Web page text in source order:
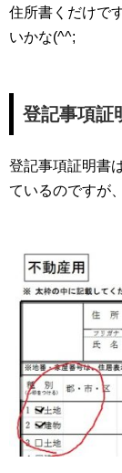
住所書くだけで
いかな(^^;
登記事項証
登記事項証明書
ているのですが